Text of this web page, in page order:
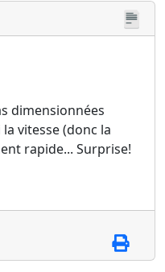
dimensionnées
vitesse (donc la
rapide... Surprise!